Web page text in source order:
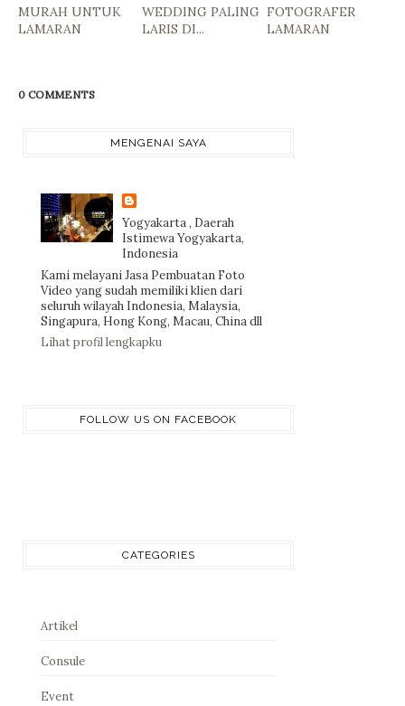
MURAH UNTUK
LAMARAN
WEDDING PALING
LARIS DI...
FOTOGRAFER
LAMARAN
0 COMMENTS
MENGENAI SAYA
Yogyakarta , Daerah
Istimewa Yogyakarta,
Indonesia
Kami melayani Jasa Pembuatan Foto
Video yang sudah memiliki klien dari
seluruh wilayah Indonesia, Malaysia,
Singapura, Hong Kong, Macau, China dll
Lihat profil lengkapku
FOLLOW US ON FACEBOOK
CATEGORIES
Artikel
Consule
Event